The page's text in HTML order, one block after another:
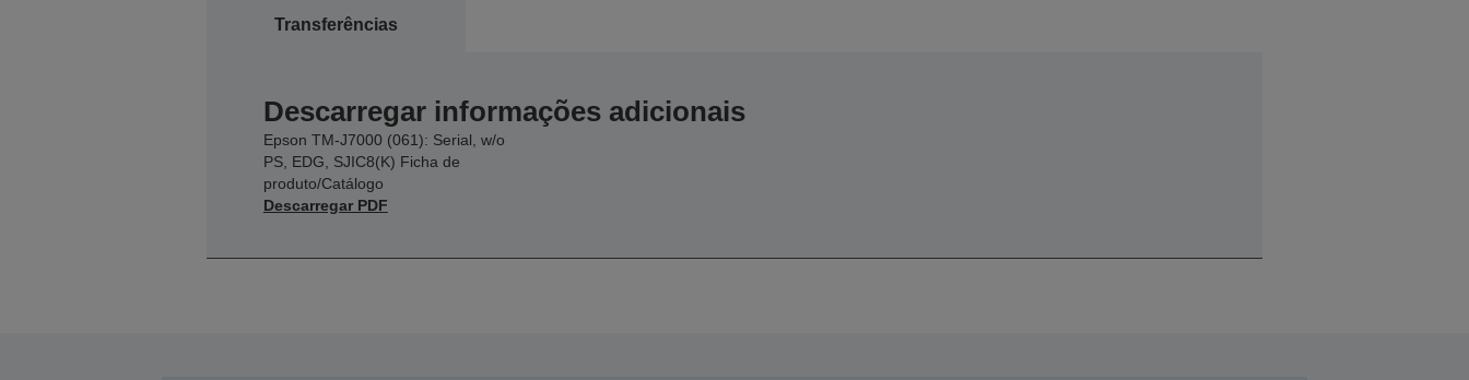
Transferências
Descarregar informações adicionais
Epson TM-J7000 (061): Serial, w/o
PS, EDG, SJIC8(K) Ficha de
produto/Catálogo
Descarregar PDF